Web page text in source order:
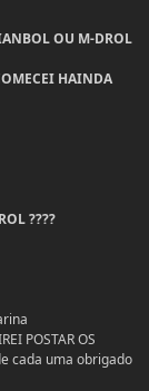
OU M-DROL
HAINDA
????
POSTAR OS
cada uma obrigado